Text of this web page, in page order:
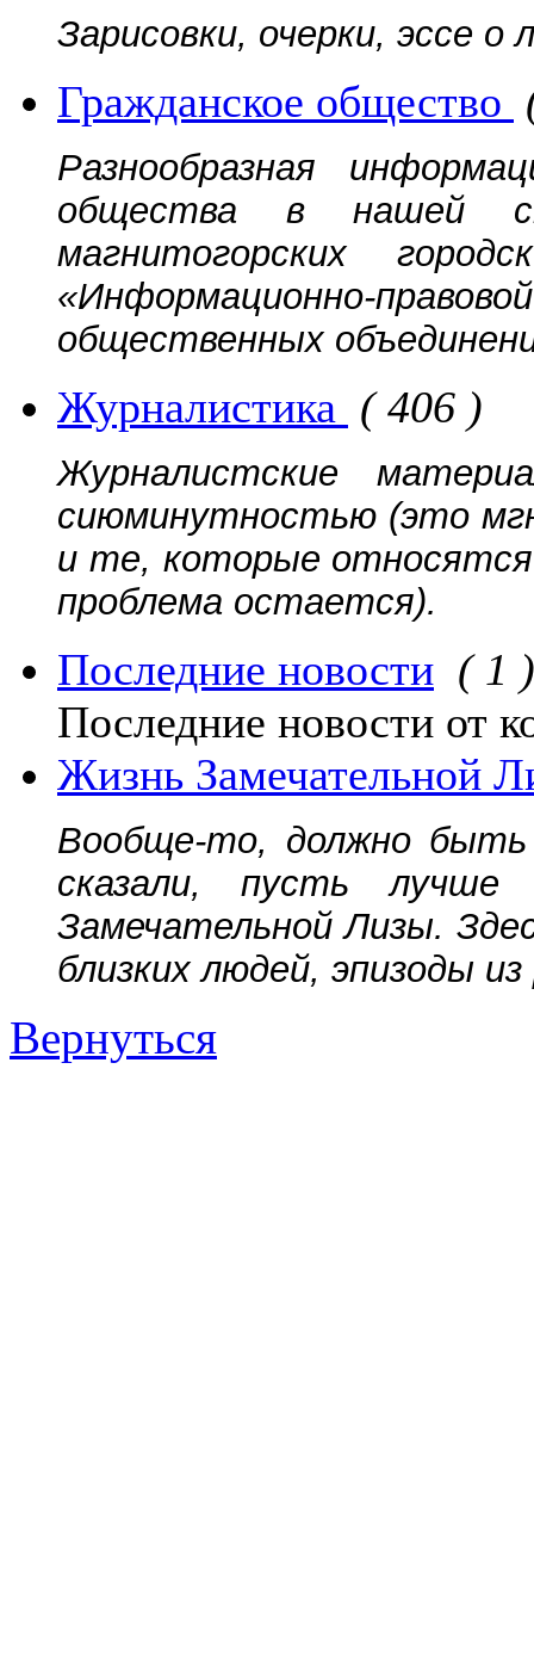
Зарисовки, очерки, эссе
Гражданское общество
Разнообразная
общества в нашей
магнитогорских
«Информационно-
общественных
Журналистика ( 406 )
Журналистские
сиюминутностью (это
и те, которые относятся
проблема остается).
Последние новости ( 1 )
Последние новости от
Жизнь Замечательной
Вообще-то, должно быть
сказали, пусть
Замечательной Лизы.
близких людей, эпизоды
Вернуться